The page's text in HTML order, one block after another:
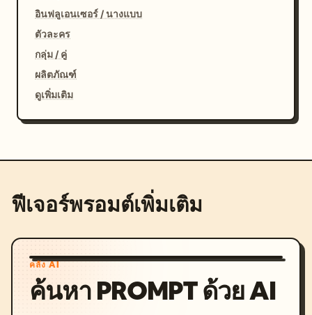
อินฟลูเอนเซอร์ / นางแบบ
ตัวละคร
กลุ่ม / คู่
ผลิตภัณฑ์
ดูเพิ่มเติม
ฟีเจอร์พรอมต์เพิ่มเติม
คลัง AI
ค้นหา PROMPT ด้วย AI